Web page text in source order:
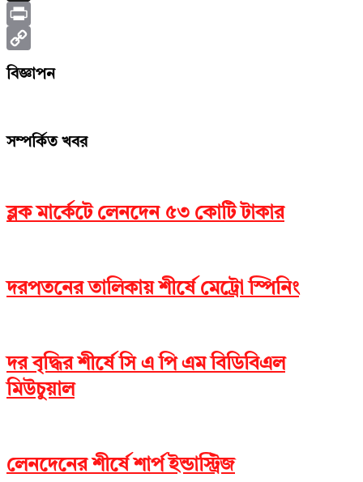
X
Print
Copy
বিজ্ঞাপন
সম্পর্কিত খবর
ব্লক মার্কেটে লেনদেন ৫৩ কোটি টাকার
দরপতনের তালিকায় শীর্ষে মেট্রো স্পিনিং
দর বৃদ্ধির শীর্ষে সি এ পি এম বিডিবিএল
মিউচুয়াল
লেনদেনের শীর্ষে শার্প ইন্ডাস্ট্রিজ